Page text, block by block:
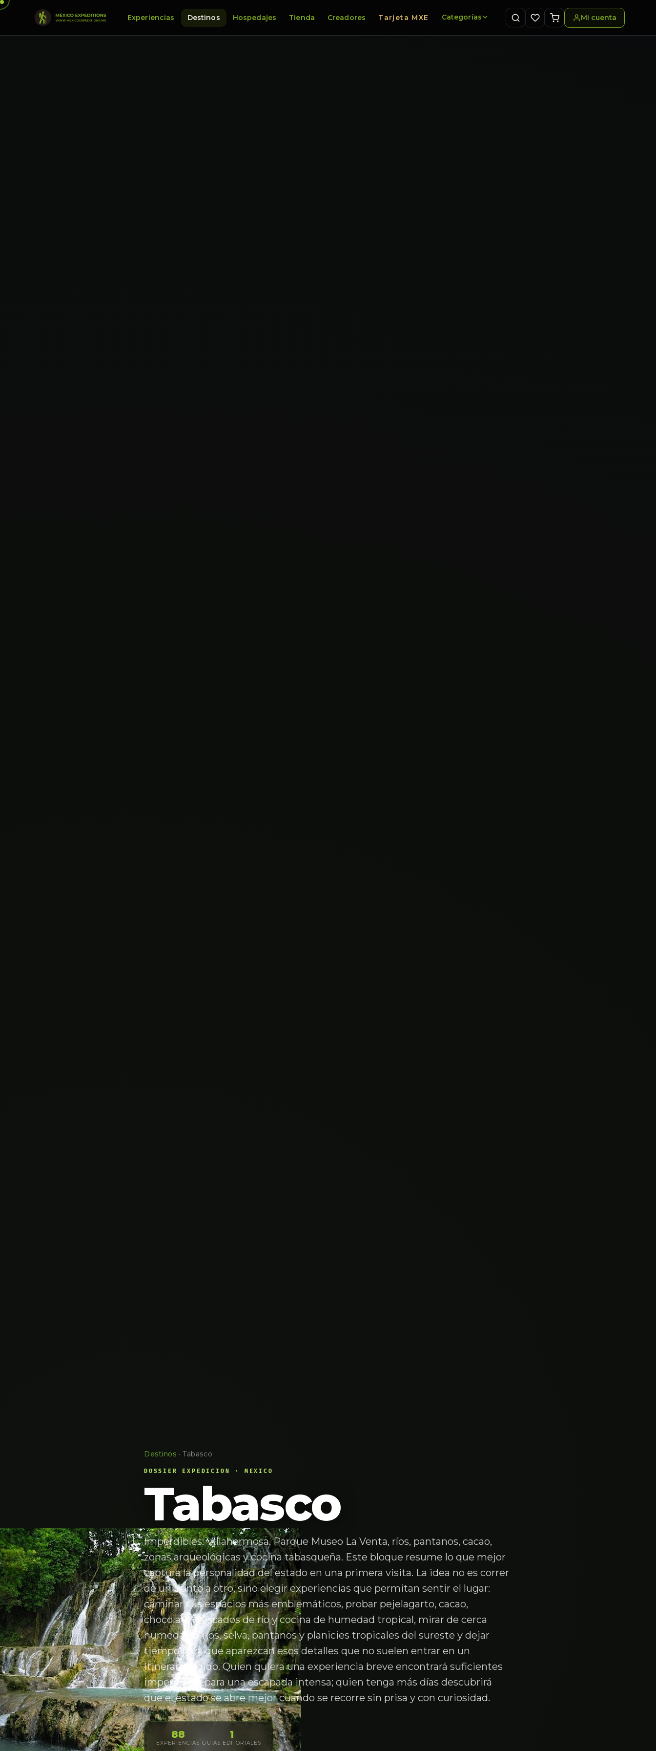
Experiencias Destinos Hospedajes Tienda Creadores Tarjeta MXE Categorías Mi cuenta
Destinos ·Tabasco
DOSSIER EXPEDICION · MEXICO
Tabasco
Imperdibles: Villahermosa, Parque Museo La Venta, ríos, pantanos, cacao,
zonas arqueológicas y cocina tabasqueña. Este bloque resume lo que mejor
captura la personalidad del estado en una primera visita. La idea no es correr
de un punto a otro, sino elegir experiencias que permitan sentir el lugar:
caminar sus espacios más emblemáticos, probar pejelagarto, cacao,
chocolate, pescados de río y cocina de humedad tropical, mirar de cerca
humedales, ríos, selva, pantanos y planicies tropicales del sureste y dejar
tiempo para que aparezcan esos detalles que no suelen entrar en un
itinerario rígido. Quien quiera una experiencia breve encontrará suficientes
imperdibles para una escapada intensa; quien tenga más días descubrirá
que el estado se abre mejor cuando se recorre sin prisa y con curiosidad.
88
EXPERIENCIAS· 1
GUIAS EDITORIALES